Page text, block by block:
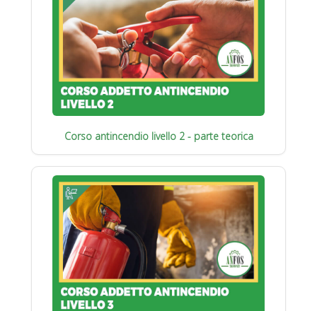
Corso antincendio livello 2 - parte teorica